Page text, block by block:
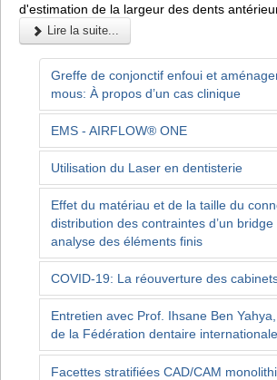
d'estimation de la largeur des dents
Lire la suite...
Greffe de conjonctif enfoui et
mous: À propos d’un cas clinique
EMS - AIRFLOW® ONE
Utilisation du Laser en dentisterie
Effet du matériau et de la taille du
distribution des contraintes d’un
analyse des éléments finis
COVID-19: La réouverture des
Entretien avec Prof. Ihsane Ben
de la Fédération dentaire
Facettes stratifiées CAD/CAM